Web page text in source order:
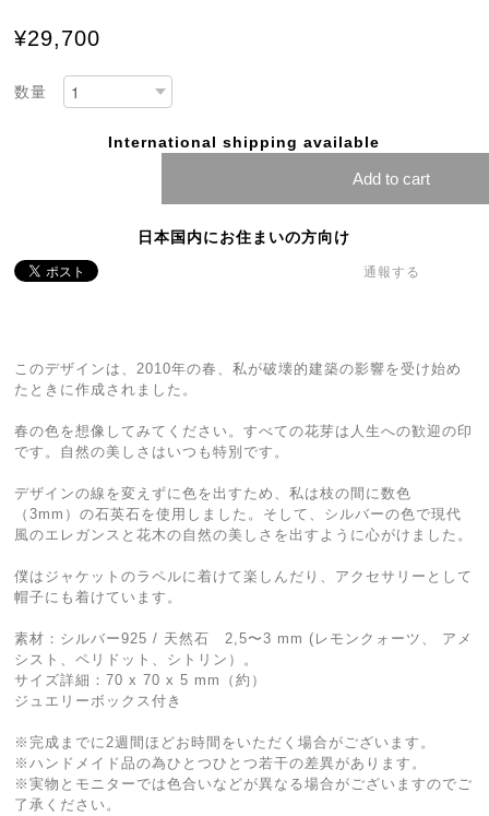
¥29,700
数量
International shipping available
Add to cart
日本国内にお住まいの方向け
通報する
このデザインは、2010年の春、私が破壊的建築の影響を受け始め
たときに作成されました。
春の色を想像してみてください。すべての花芽は人生への歓迎の印
です。自然の美しさはいつも特別です。
デザインの線を変えずに色を出すため、私は枝の間に数色
（3mm）の石英石を使用しました。そして、シルバーの色で現代
風のエレガンスと花木の自然の美しさを出すように心がけました。
僕はジャケットのラペルに着けて楽しんだり、アクセサリーとして
帽子にも着けています。
素材：シルバー925 / 天然石 2,5〜3 mm (レモンクォーツ、 アメ
シスト、ペリドット、シトリン）。
サイズ詳細：70 x 70 x 5 mm（約）
ジュエリーボックス付き
※完成までに2週間ほどお時間をいただく場合がございます。
※ハンドメイド品の為ひとつひとつ若干の差異があります。
※実物とモニターでは色合いなどが異なる場合がございますのでご
了承ください。